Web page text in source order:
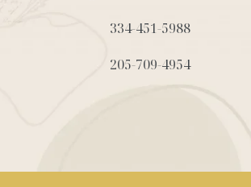
334-451-5988
205-709-4954